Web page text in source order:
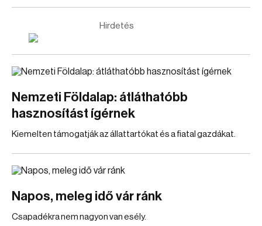
Hirdetés
Nemzeti Földalap: átláthatóbb
hasznosítást ígérnek
Kiemelten támogatják az állattartókat és a fiatal gazdákat.
Napos, meleg idő vár ránk
Csapadékra nem nagyon van esély.